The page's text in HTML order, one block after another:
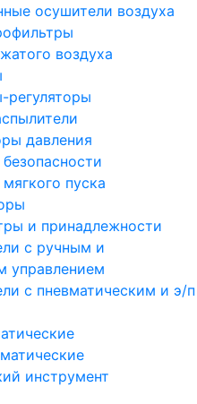
осушители воздуха
воздуха
регуляторы
давления
пуска
и принадлежности
с ручным и
управлением
с пневматическим и э/п
инструмент